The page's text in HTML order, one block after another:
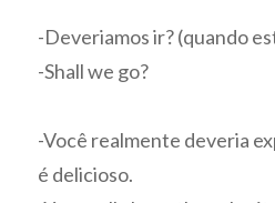
-Deveriamos ir? (quando
-Shall we go?
-Você realmente deveria
é delicioso.